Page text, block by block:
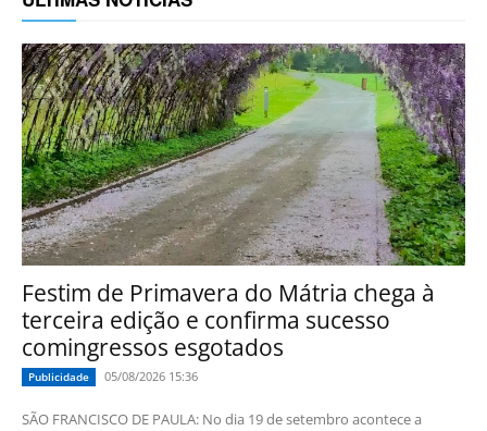
Festim de Primavera do Mátria chega à
terceira edição e confirma sucesso
comingressos esgotados
Publicidade 05/08/2026 15:36
SÃO FRANCISCO DE PAULA: No dia 19 de setembro acontece a